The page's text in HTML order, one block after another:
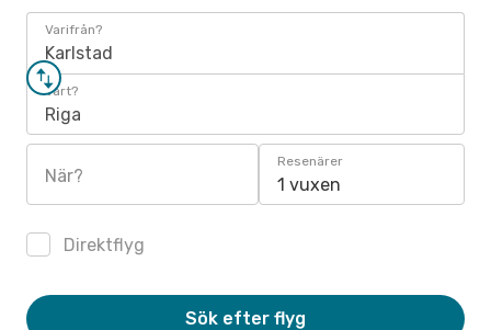
Varifrån?
Karlstad
Vart?
Riga
När?
Resenärer
1 vuxen
Direktflyg
Sök efter flyg